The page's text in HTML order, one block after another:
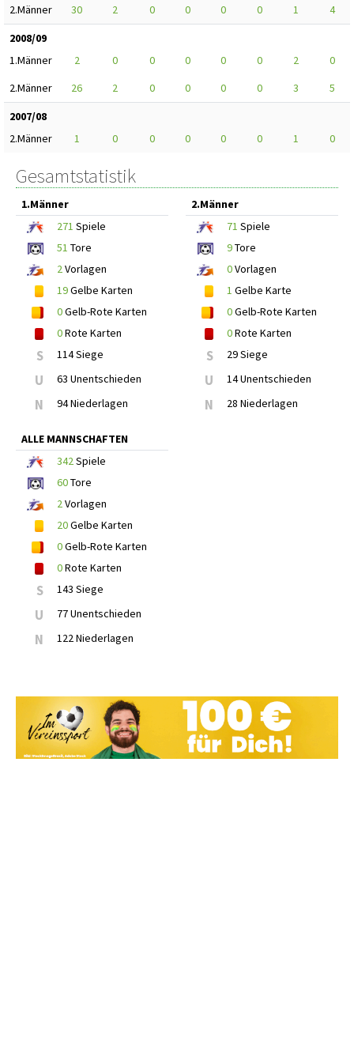
2.Männer
30 2 0 0 0 0 1
4
2008/09
1.Männer
2 0 0 0 0 0 2
0
2.Männer
26 2 0 0 0 0 3
5
2007/08
2.Männer
1 0 0 0 0 0 1 0
Gesamtstatistik
1.Männer
271 Spiele
51 Tore
2Vorlagen
19Gelbe Karten
0Gelb-Rote Karten
0Rote Karten
S 114 Siege
U 63 Unentschieden
N 94 Niederlagen
2.Männer
71 Spiele
9Tore
0Vorlagen
1 Gelbe Karte
0Gelb-Rote Karten
0Rote Karten
S 29 Siege
U 14 Unentschieden
N 28 Niederlagen
ALLE MANNSCHAFTEN
342Spiele
60Tore
2Vorlagen
20Gelbe Karten
0Gelb-Rote Karten
0Rote Karten
S 143 Siege
U 77 Unentschieden
N 122 Niederlagen